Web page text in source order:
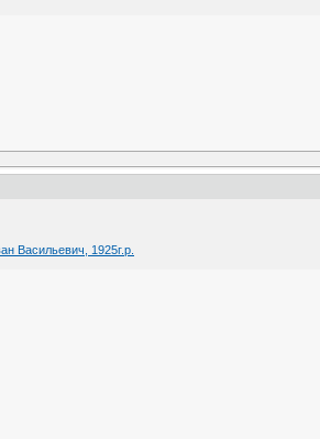
Васильевич, 1925г.р.